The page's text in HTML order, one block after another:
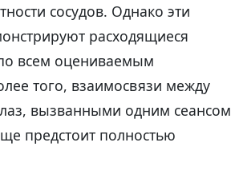
сосудов. Однако эти
расходящиеся
всем оцениваемым
того, взаимосвязи между
вызванными одним сеансом
предстоит полностью